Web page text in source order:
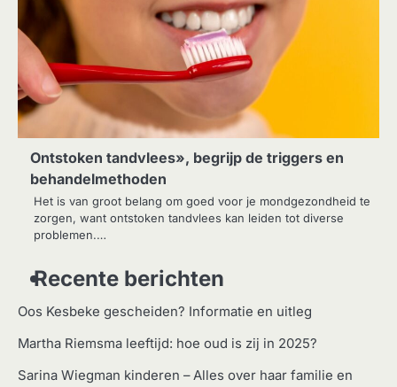
Ontstoken tandvlees», begrijp de triggers en
behandelmethoden
Het is van groot belang om goed voor je mondgezondheid te
zorgen, want ontstoken tandvlees kan leiden tot diverse
problemen.…
Recente berichten
Oos Kesbeke gescheiden? Informatie en uitleg
Martha Riemsma leeftijd: hoe oud is zij in 2025?
Sarina Wiegman kinderen – Alles over haar familie en